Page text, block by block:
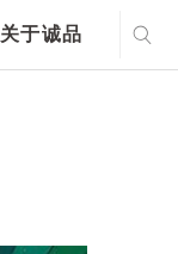
关于诚品